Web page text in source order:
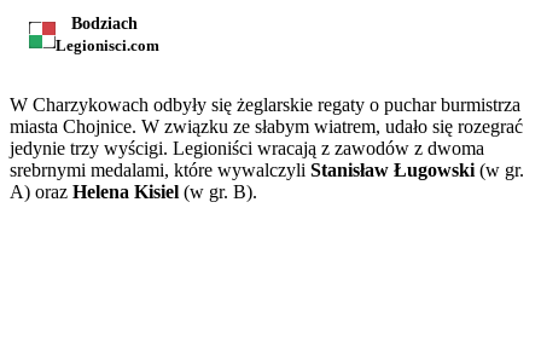
Bodziach
Legionisci.com
W Charzykowach odbyły się żeglarskie regaty o puchar burmistrza
miasta Chojnice. W związku ze słabym wiatrem, udało się rozegrać
jedynie trzy wyścigi. Legioniści wracają z zawodów z dwoma
srebrnymi medalami, które wywalczyli Stanisław Ługowski (w gr.
A) oraz Helena Kisiel (w gr. B).